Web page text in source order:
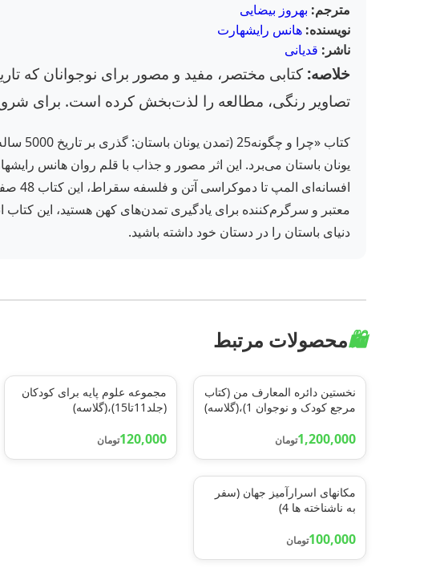
مترجم: بهروز بیضایی
نویسنده: هانس رایشهارت
ناشر: قدیانی
خلاصه:
تصاویر رنگی، مطالعه را لذت‌بخش کرده است. برای
کتاب
یونان باستان می‌برد. این اثر مصور و جذاب با قلم روان هانس
معتبر و سرگرم‌کننده برای یادگیری تمدن‌های کهن هستید، این کتاب
دنیای باستان را در دستان خود داشته باشید.
🛍️محصولات مرتبط
نخستین دائره المعارف من (کتاب
مرجع کودک و نوجوان 1)،(گلاسه)
1,200,000تومان
مجموعه علوم پایه برای کودکان
(جلد11تا15)،(گلاسه)
120,000تومان
مکانهای اسرارآمیز جهان (سفر
به ناشناخته ها 4)
100,000تومان